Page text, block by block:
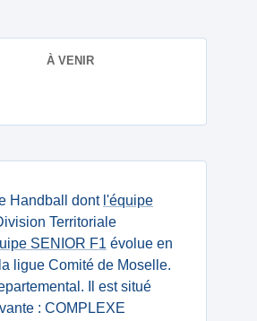
À VENIR
Handball dont l'équipe
Territoriale
SENIOR F1 évolue en
ligue Comité de Moselle.
Il est situé
: COMPLEXE